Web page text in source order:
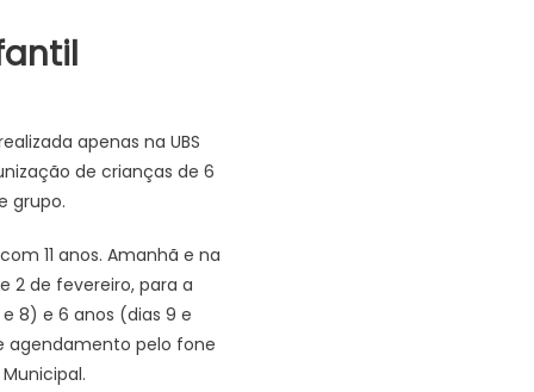
apenas na UBS
de crianças de 6
grupo.
11 anos. Amanhã e na
2 de fevereiro, para a
8) e 6 anos (dias 9 e
agendamento pelo fone